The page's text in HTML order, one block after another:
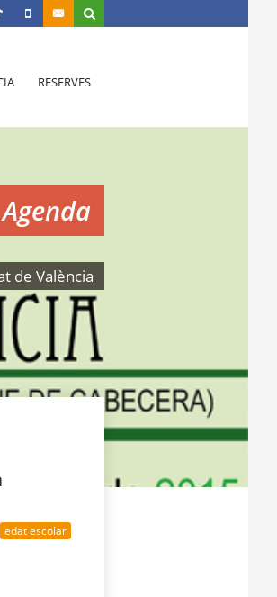
RESERVES
Agenda
de València
edat escolar